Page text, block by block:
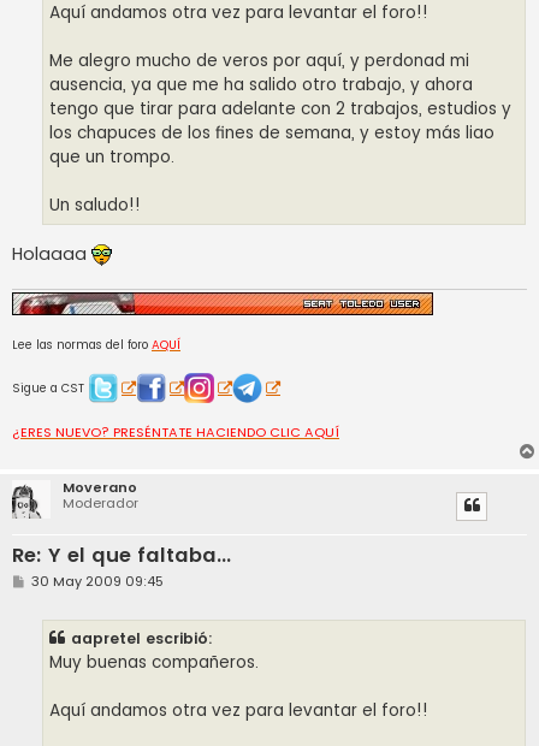
Aquí andamos otra vez para levantar el foro!!
Me alegro mucho de veros por aquí, y perdonad mi
ausencia, ya que me ha salido otro trabajo, y ahora
tengo que tirar para adelante con 2 trabajos, estudios y
los chapuces de los fines de semana, y estoy más liao
que un trompo.
Un saludo!!
Holaaaa
Lee las normas del foro AQUÍ
Sigue a CST
¿ERES NUEVO? PRESÉNTATE HACIENDO CLIC AQUÍ
Moverano
Moderador
Re: Y el que faltaba...
M
30 May 2009 09:45
aapretel escribió:
Muy buenas compañeros.
Aquí andamos otra vez para levantar el foro!!